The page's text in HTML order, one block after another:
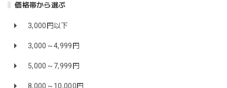
価格帯から選ぶ
3,000円以下
3,000～4,999円
5,000～7,999円
8,000～10,000円